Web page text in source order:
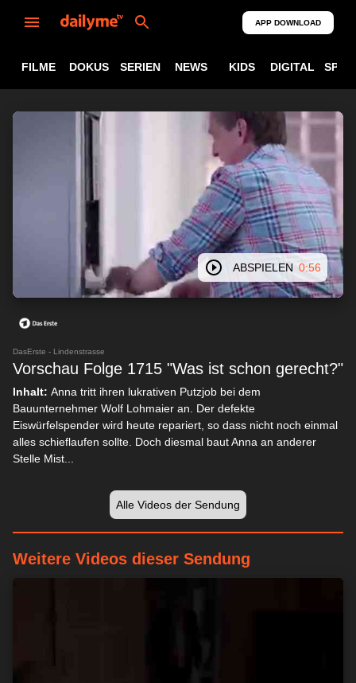
APP DOWNLOAD
FILME DOKUS SERIEN NEWS KIDS DIGITAL
ABSPIELEN 0:56
DasErste - Lindenstrasse
Vorschau Folge 1715 "Was ist schon gerecht?"
Inhalt: Anna tritt ihren lukrativen Putzjob bei dem
Bauunternehmer Wolf Lohmaier an. Der defekte
Eiswürfelspender wird heute repariert, so dass nicht noch einmal
alles schieflaufen sollte. Doch diesmal baut Anna an anderer
Stelle Mist...
Alle Videos der Sendung
Weitere Videos dieser Sendung